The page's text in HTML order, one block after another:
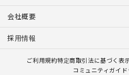
会社概要
採用情報
ご利用規約特定商取引法に基づく表
コミュニティガイド